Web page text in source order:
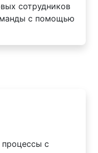
сотрудников
с помощью
с